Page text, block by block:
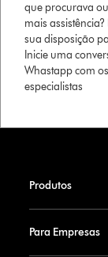
que procurava
mais assistência?
sua disposição
Inicie uma
Whastapp com
especialistas
Produtos
Para Empresas